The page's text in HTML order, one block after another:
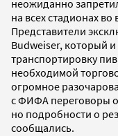
неожиданно
на всех стадионах
Представители
Budweiser, который
транспортировку
необходимой
огромное
с ФИФА переговоры
но подробности о
сообщались.